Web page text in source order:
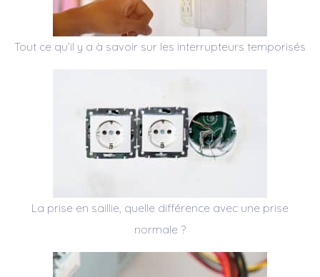
Tout ce qu’il y a à savoir sur les interrupteurs temporisés
La prise en saillie, quelle différence avec une prise
normale ?